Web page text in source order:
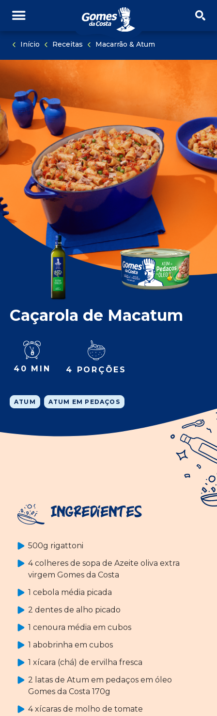
PULE PARA O CONTEÚDO
Início Receitas Macarrão & Atum
Caçarola de Macatum
40 MIN 4 PORÇÕES
ATUM ATUM EM PEDAÇOS
Ingredientes
500g rigattoni
4 colheres de sopa de Azeite oliva extra
virgem Gomes da Costa
1 cebola média picada
2 dentes de alho picado
1 cenoura média em cubos
1 abobrinha em cubos
1 xícara (chá) de ervilha fresca
2 latas de Atum em pedaços em óleo
Gomes da Costa 170g
4 xícaras de molho de tomate